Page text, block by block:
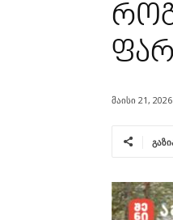
მაისი 21, 2026